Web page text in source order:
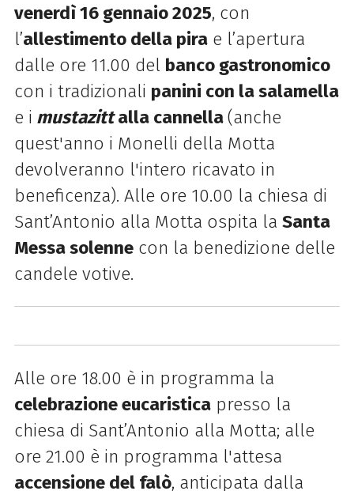
venerdì 16 gennaio 2025, con
l’allestimento della pirae l’apertura
dalle ore 11.00 del banco gastronomico
con i tradizionali panini con la salamella
e i mustazittalla cannella(anche
quest'anno i Monelli della Motta
devolveranno l'intero ricavato in
beneficenza). Alle ore 10.00 la chiesa di
Sant’Antonio alla Motta ospita la Santa
Messa solennecon la benedizione delle
candele votive.
Alle ore 18.00 è in programma la
celebrazione eucaristicapresso la
chiesa di Sant’Antonio alla Motta; alle
ore 21.00 è in programma l'attesa
accensione del falò, anticipata dalla